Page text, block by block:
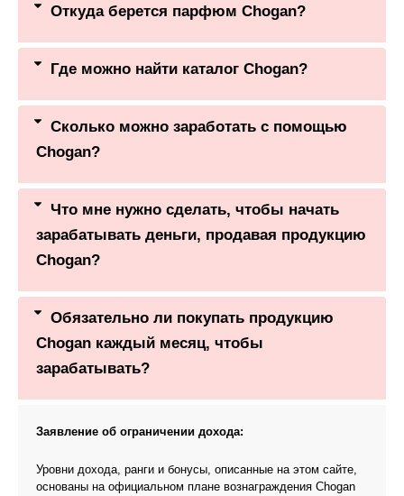
Откуда берется парфюм Chogan?
Где можно найти каталог Chogan?
Сколько можно заработать с помощью
Chogan?
Что мне нужно сделать, чтобы начать
зарабатывать деньги, продавая продукцию
Chogan?
Обязательно ли покупать продукцию
Chogan каждый месяц, чтобы
зарабатывать?
Заявление об ограничении дохода:
Уровни дохода, ранги и бонусы, описанные на этом сайте,
основаны на официальном плане вознаграждения Chogan